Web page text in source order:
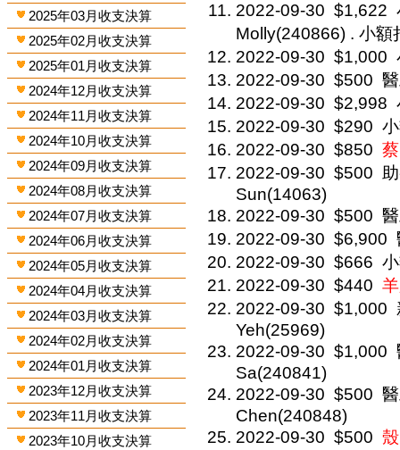
2025年03月收支決算
2025年02月收支決算
2025年01月收支決算
2024年12月收支決算
2024年11月收支決算
2024年10月收支決算
2024年09月收支決算
2024年08月收支決算
2024年07月收支決算
2024年06月收支決算
2024年05月收支決算
2024年04月收支決算
2024年03月收支決算
2024年02月收支決算
2024年01月收支決算
2023年12月收支決算
2023年11月收支決算
2023年10月收支決算
2022-09-30 $1,622
Molly(240866) . 小
2022-09-30 $1,000
2022-09-30 $500
2022-09-30 $2,998
2022-09-30 $290
2022-09-30 $850 蔡
2022-09-30 $500
Sun(14063)
2022-09-30 $500
2022-09-30 $6,900
2022-09-30 $666
2022-09-30 $440
2022-09-30 $1,000
Yeh(25969)
2022-09-30 $1,000
Sa(240841)
2022-09-30 $500
Chen(240848)
2022-09-30 $500 殼